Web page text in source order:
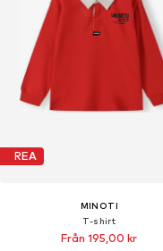
REA
MINOTI
T-shirt
Från 195,00 kr